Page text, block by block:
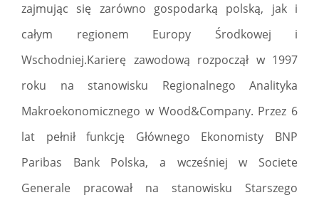
zajmując się zarówno gospodarką polską, jak i
całym regionem Europy Środkowej i
Wschodniej.Karierę zawodową rozpoczął w 1997
roku na stanowisku Regionalnego Analityka
Makroekonomicznego w Wood&Company. Przez 6
lat pełnił funkcję Głównego Ekonomisty BNP
Paribas Bank Polska, a wcześniej w Societe
Generale pracował na stanowisku Starszego